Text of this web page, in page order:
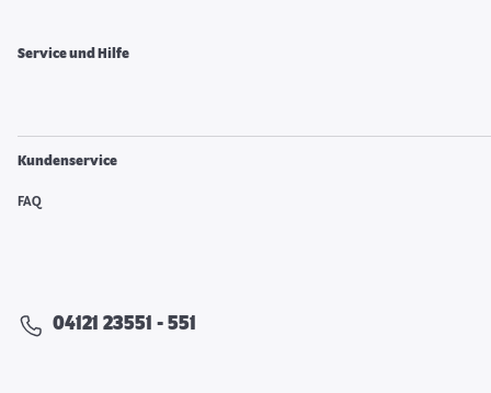
Service und Hilfe
Kundenservice
FAQ
04121 23551 - 551